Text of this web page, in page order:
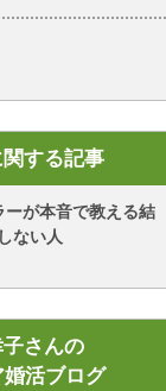
する記事
が本音で教える結
ない人
さんの
活ブログ